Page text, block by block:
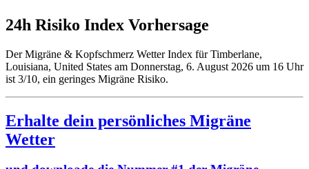
24h Risiko Index Vorhersage
Der Migräne & Kopfschmerz Wetter Index für Timberlane,
Louisiana, United States am Donnerstag, 6. August 2026 um 16 Uhr
ist 3/10, ein geringes Migräne Risiko.
Erhalte dein persönliches Migräne
Wetter